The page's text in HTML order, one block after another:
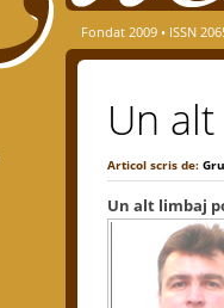
Fondat 2009 • ISSN
Un
Articol scris de:
Un alt limbaj